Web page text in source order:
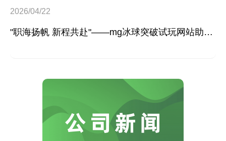
2026/04/22
"职海扬帆 新程共赴"——mg冰球突破试玩网站助力"15分钟就业圈"平凉路街道第一睦邻中心乐业空间招聘会